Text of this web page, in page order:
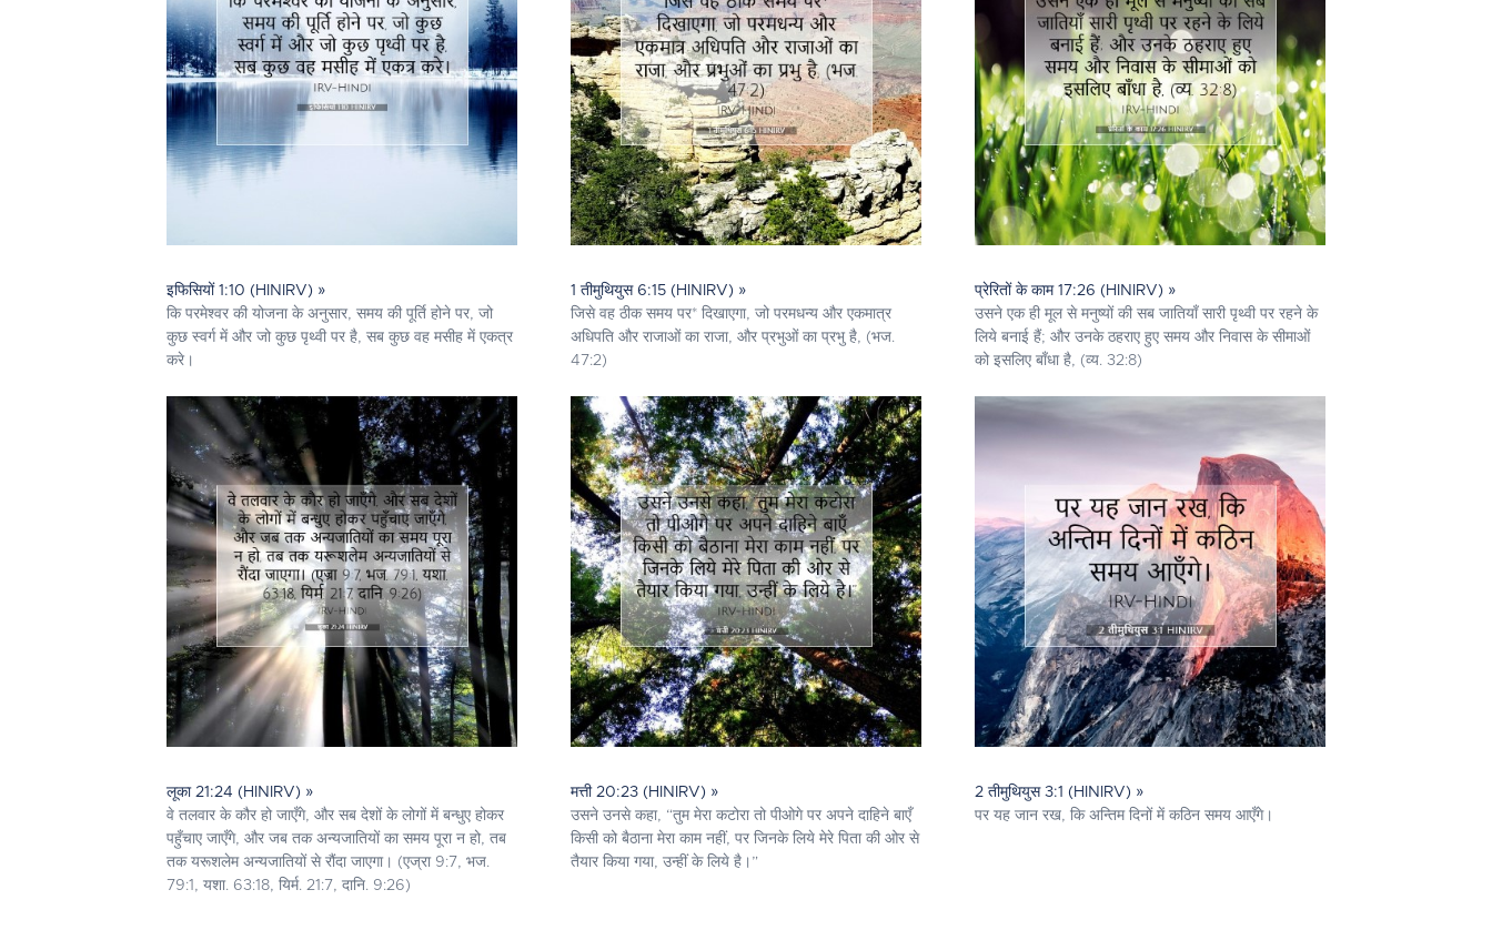
इफिसियों 1:10 (HINIRV) »
कि परमेश्‍वर की योजना के अनुसार, समय की पूर्ति होने पर, जो
कुछ स्वर्ग में और जो कुछ पृथ्वी पर है, सब कुछ वह मसीह में एकत्र
करे।
1 तीमुथियुस 6:15 (HINIRV) »
जिसे वह ठीक समय पर* दिखाएगा, जो परमधन्य और एकमात्र
अधिपति और राजाओं का राजा, और प्रभुओं का प्रभु है, (भज.
47:2)
प्रेरितों के काम 17:26 (HINIRV) »
उसने एक ही मूल से मनुष्यों की सब जातियाँ सारी पृथ्वी पर रहने के
लिये बनाई हैं; और उनके ठहराए हुए समय और निवास के सीमाओं
को इसलिए बाँधा है, (व्य. 32:8)
लूका 21:24 (HINIRV) »
वे तलवार के कौर हो जाएँगे, और सब देशों के लोगों में बन्धुए होकर
पहुँचाए जाएँगे, और जब तक अन्यजातियों का समय पूरा न हो, तब
तक यरूशलेम अन्यजातियों से रौंदा जाएगा। (एज्रा 9:7, भज.
79:1, यशा. 63:18, यिर्म. 21:7, दानि. 9:26)
मत्ती 20:23 (HINIRV) »
उसने उनसे कहा, “तुम मेरा कटोरा तो पीओगे पर अपने दाहिने बाएँ
किसी को बैठाना मेरा काम नहीं, पर जिनके लिये मेरे पिता की ओर से
तैयार किया गया, उन्हीं के लिये है।”
2 तीमुथियुस 3:1 (HINIRV) »
पर यह जान रख, कि अन्तिम दिनों में कठिन समय आएँगे।